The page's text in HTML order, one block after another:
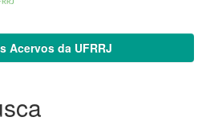
Acervos da UFRRJ